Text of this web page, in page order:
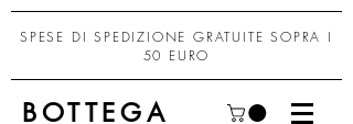
SPESE DI SPEDIZIONE GRATUITE SOPRA I
50 EURO
BOTTEGA